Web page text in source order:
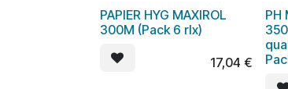
PAPIER HYG MAXIROL
300M (Pack 6 rlx)
17,04 €
PH